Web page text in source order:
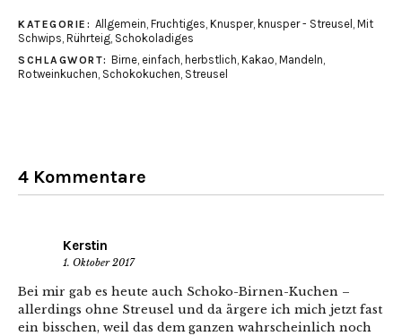
KATEGORIE: Allgemein Fruchtiges Knusper, knusper - Streusel Mit
Schwips Rührteig Schokoladiges
SCHLAGWORT: Birne einfach herbstlich Kakao Mandeln
Rotweinkuchen Schokokuchen Streusel
4 Kommentare
Kerstin
1. Oktober 2017
Bei mir gab es heute auch Schoko-Birnen-Kuchen –
allerdings ohne Streusel und da ärgere ich mich jetzt fast
ein bisschen, weil das dem ganzen wahrscheinlich noch